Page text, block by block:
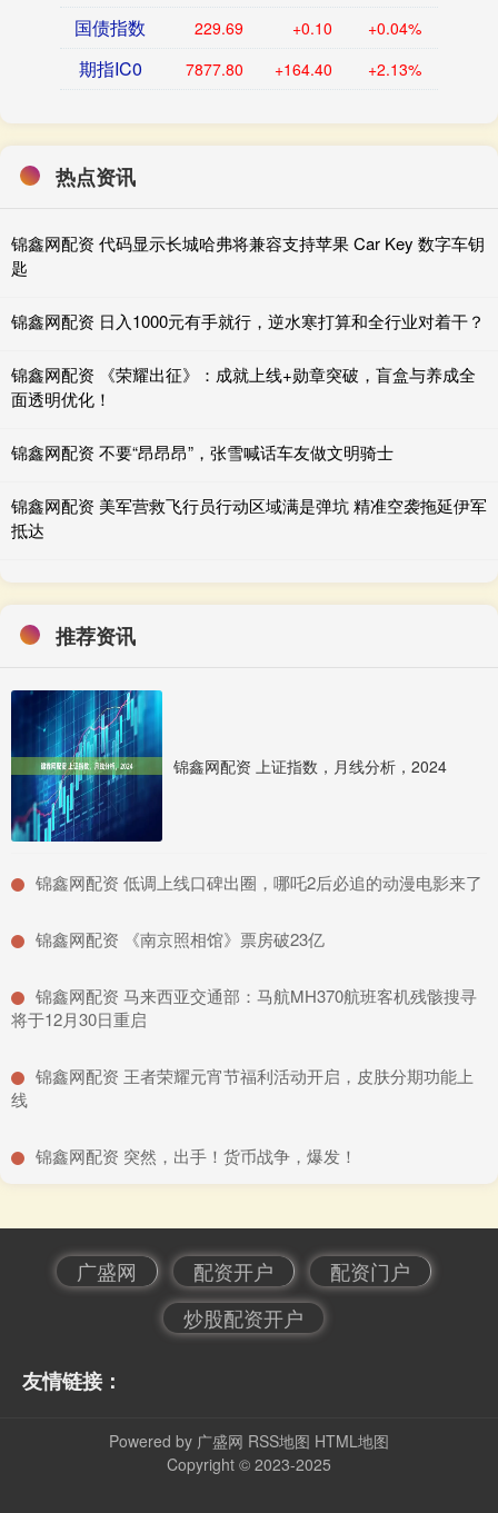
国债指数 229.69 +0.10 +0.04%
期指IC0 7877.80 +164.40 +2.13%
热点资讯
锦鑫网配资 代码显示长城哈弗将兼容支持苹果 Car Key 数字车钥
匙
锦鑫网配资 日入1000元有手就行，逆水寒打算和全行业对着干？
锦鑫网配资 《荣耀出征》：成就上线+勋章突破，盲盒与养成全
面透明优化！
锦鑫网配资 不要“昂昂昂”，张雪喊话车友做文明骑士
锦鑫网配资 美军营救飞行员行动区域满是弹坑 精准空袭拖延伊军
抵达
推荐资讯
锦鑫网配资 上证指数，月线分析，2024
​锦鑫网配资 低调上线口碑出圈，哪吒2后必追的动漫电影来了
​锦鑫网配资 《南京照相馆》票房破23亿
​锦鑫网配资 马来西亚交通部：马航MH370航班客机残骸搜寻
将于12月30日重启
​锦鑫网配资 王者荣耀元宵节福利活动开启，皮肤分期功能上
线
​锦鑫网配资 突然，出手！货币战争，爆发！
广盛网 配资开户
配资门户
炒股配资开户
友情链接：
Powered by 广盛网 RSS地图 HTML地图
Copyright © 2023-2025